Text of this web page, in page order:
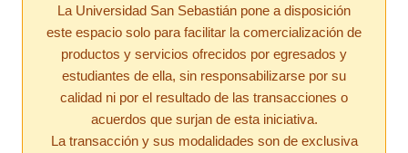
La Universidad San Sebastián pone a disposición
este espacio solo para facilitar la comercialización de
productos y servicios ofrecidos por egresados y
estudiantes de ella, sin responsabilizarse por su
calidad ni por el resultado de las transacciones o
acuerdos que surjan de esta iniciativa.
La transacción y sus modalidades son de exclusiva